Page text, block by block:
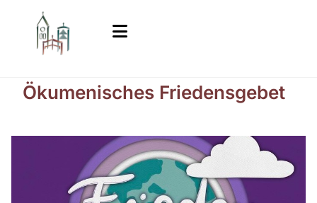
Ökumenisches Friedensgebet